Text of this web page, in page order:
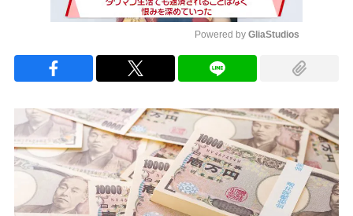
Powered by GliaStudios